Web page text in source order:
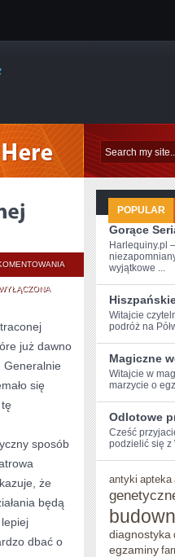
PRZYCZYNIĆ
CHOCIAŻBY
MINIMALNEJ
POPRAWY
ŚRODOWISKA
NATURALNEGO?
już dawno
Generalnie
się
sposób
że
będą
dbać o
POPULAR
Gorące
Harlequiny.pl
wyjątkowe ...
Witajcie
podróż ‌na
Magiczne
Witajcie w
marzycie o
Odlotowe
Cześć⁢
podzielić się z
antyki apteka
diagnostyka
egzaminy